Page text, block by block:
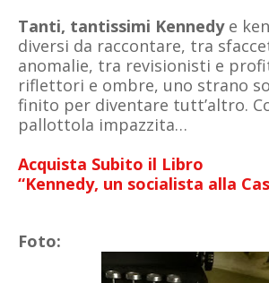
Tanti, tantissimi Kennedye
diversi da raccontare, tra
anomalie, tra revisionisti e
riflettori e ombre, uno strano
finito per diventare tutt’altro.
pallottola impazzita…
Acquista Subito il Libro
“Kennedy, un socialista alla
Foto: